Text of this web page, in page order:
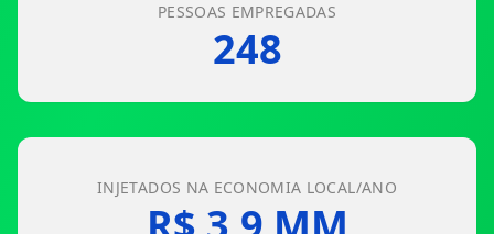
PESSOAS EMPREGADAS
248
INJETADOS NA ECONOMIA LOCAL/ANO